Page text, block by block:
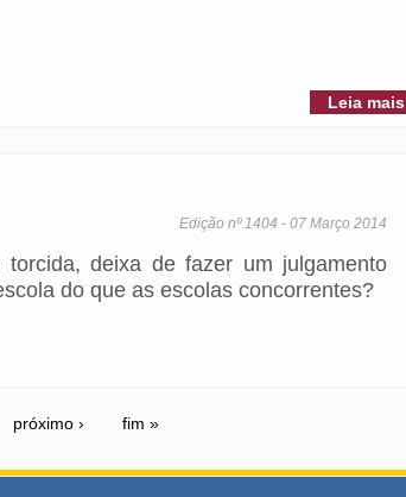
Leia mais
Edição nº 1404 - 07 Março 2014
deixa de fazer um julgamento
do que as escolas concorrentes?
próximo › fim »